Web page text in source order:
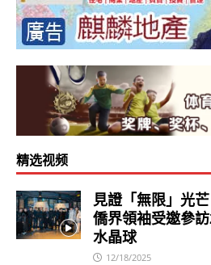
精选视频
見證「無限」光
僑界領袖受邀參
水晶球
12/18/2025